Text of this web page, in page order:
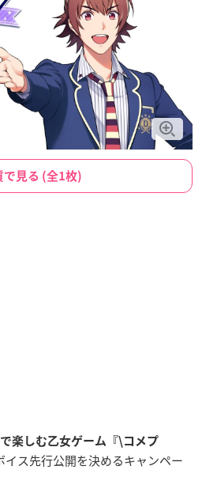
で見る (全1枚)
楽しむ乙女ゲーム『\コメプ
イス先行公開を決めるキャンペー